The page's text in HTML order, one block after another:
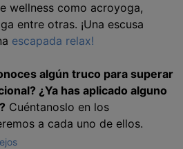
wellness como acroyoga,
entre otras. ¡Una escusa
escapada relax!
algún truco para superar
¿Ya has aplicado alguno
Cuéntanoslo en los
a cada uno de ellos.